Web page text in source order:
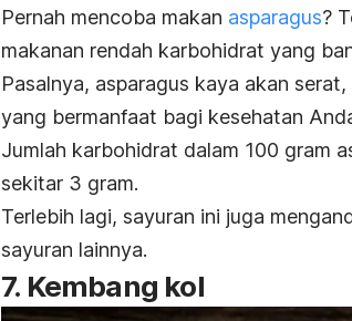
Pernah mencoba makan asparagus?
makanan rendah karbohidrat yang
Pasalnya, asparagus kaya akan
yang bermanfaat bagi kesehatan
Jumlah karbohidrat dalam 100 gram
sekitar 3 gram.
Terlebih lagi, sayuran ini juga
sayuran lainnya.
7. Kembang kol